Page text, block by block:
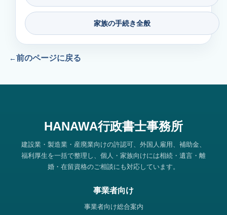
家族の手続き全般
前のページに戻る
HANAWA行政書士事務所
建設業・製造業・産廃業向けの許認可、外国人雇用、補助金、
福利厚生を一括で整理し、個人・家族向けには相続・遺言・離
婚・在留資格のご相談にも対応しています。
事業者向け
事業者向け総合案内